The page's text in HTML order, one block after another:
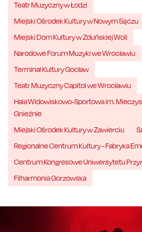
Teatr Muzyczny w Łodzi
Miejski Ośrodek Kultury w Nowym Sączu
Miejski Dom Kultury w Zduńskiej Woli
Narodowe Forum Muzyki we Wrocławiu
Terminal Kultury Gocław
Teatr Muzyczny Capitol we Wrocławiu
Hala Widowiskowo-Sportowa im.
Gnieźnie
Miejski Ośrodek Kultury w Zawierciu
Regionalne Centrum Kultury - Fabryka
Centrum Kongresowe Uniwersytetu
Filharmonia Gorzowska